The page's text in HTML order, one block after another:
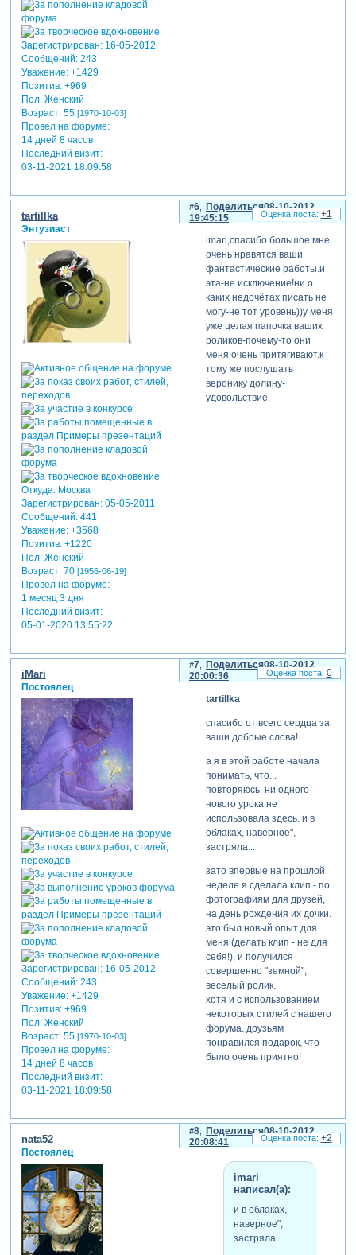
Зарегистрирован: 16-05-2012
Сообщений:243
Уважение: +1429
Позитив: +969
Пол:Женский
Возраст:55 [1970-10-03]
Провел на форуме:
14 дней 8 часов
Последний визит:
03-11-2021 18:09:58
Поделиться
6
08-10-2012
19:45:15
tartillka
Энтузиаст
Откуда:Москва
Зарегистрирован: 05-05-2011
Сообщений:441
Уважение: +3568
Позитив: +1220
Пол:Женский
Возраст:70 [1956-06-19]
Провел на форуме:
1 месяц 3 дня
Последний визит:
05-01-2020 13:55:22
imari,спасибо большое.мне
очень нравятся ваши
фантастические работы.и
эта-не исключение!ни о
каких недочётах писать не
могу-не тот уровень))у меня
уже целая папочка ваших
роликов-почему-то они
меня очень притягивают.к
тому же послушать
веронику долину-
удовольствие.
+1
Поделиться
7
08-10-2012
20:00:36
iMari
Постоялец
Зарегистрирован: 16-05-2012
Сообщений:243
Уважение: +1429
Позитив: +969
Пол:Женский
Возраст:55 [1970-10-03]
Провел на форуме:
14 дней 8 часов
Последний визит:
03-11-2021 18:09:58
tartillka
спасибо от всего сердца за
ваши добрые слова!
а я в этой работе начала
понимать, что...
повторяюсь. ни одного
нового урока не
использовала здесь. и в
облаках, наверное",
застряла...
зато впервые на прошлой
неделе я сделала клип - по
фотографиям для друзей,
на день рождения их дочки.
это был новый опыт для
меня (делать клип - не для
себя!), и получился
совершенно "земной",
веселый ролик.
хотя и с использованием
некоторых стилей с нашего
форума. друзьям
понравился подарок, что
было очень приятно!
0
Поделиться
8
08-10-2012
20:08:41
nata52
Постоялец
imari
написал(а):
и в облаках,
наверное",
застряла...
+2